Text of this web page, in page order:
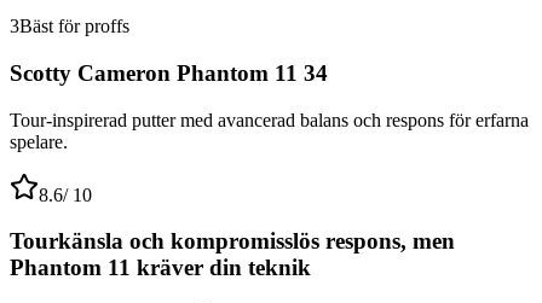
3Bäst för proffs
Scotty Cameron Phantom 11 34
Tour-inspirerad putter med avancerad balans och respons för erfarna
spelare.
8.6/ 10
Tourkänsla och kompromisslös respons, men
Phantom 11 kräver din teknik